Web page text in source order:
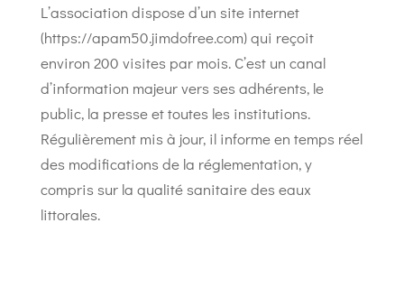
L’association dispose d’un site internet
(https://apam50.jimdofree.com) qui reçoit
environ 200 visites par mois. C’est un canal
d’information majeur vers ses adhérents, le
public, la presse et toutes les institutions.
Régulièrement mis à jour, il informe en temps réel
des modifications de la réglementation, y
compris sur la qualité sanitaire des eaux
littorales.